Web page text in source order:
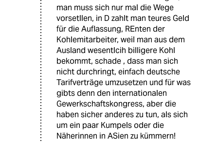
man muss sich nur mal die Wege
vorsetllen, in D zahlt man teures Geld
für die Auflassung, REnten der
Kohlemitarbeiter, weil man aus dem
Ausland wesentlcih billigere Kohl
bekommt, schade , dass man sich
nicht durchringt, einfach deutsche
Tarifverträge umzusetzen und für was
gibts denn den internationalen
Gewerkschaftskongress, aber die
haben sicher anderes zu tun, als sich
um ein paar Kumpels oder die
Näherinnen in ASien zu kümmern!